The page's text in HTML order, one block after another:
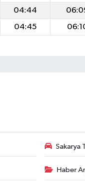
04:44
04:45
Sakarya
Haber